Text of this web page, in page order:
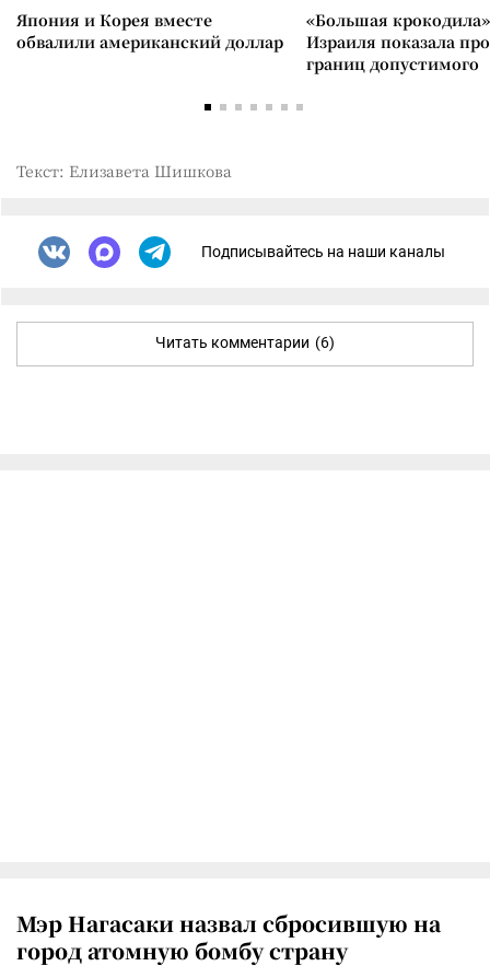
Япония и Корея вместе
обвалили американский доллар
«Большая
Израиля показала
границ допустимого
Текст: Елизавета Шишкова
Подписывайтесь на наши каналы
Читать комментарии (6)
Мэр Нагасаки назвал сбросившую на
город атомную бомбу страну